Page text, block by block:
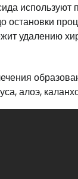
используют
удалению
алоэ,